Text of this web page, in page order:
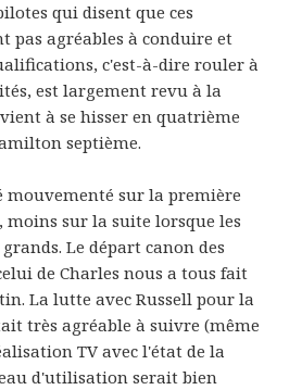
qui disent que ces
pas agréables à conduire et
c'est-à-dire rouler à
est largement revu à la
à se hisser en quatrième
septième.
mouvementé sur la première
moins sur la suite lorsque les
Le départ canon des
de Charles nous a tous fait
La lutte avec Russell pour la
très agréable à suivre (même
TV avec l'état de la
d'utilisation serait bien